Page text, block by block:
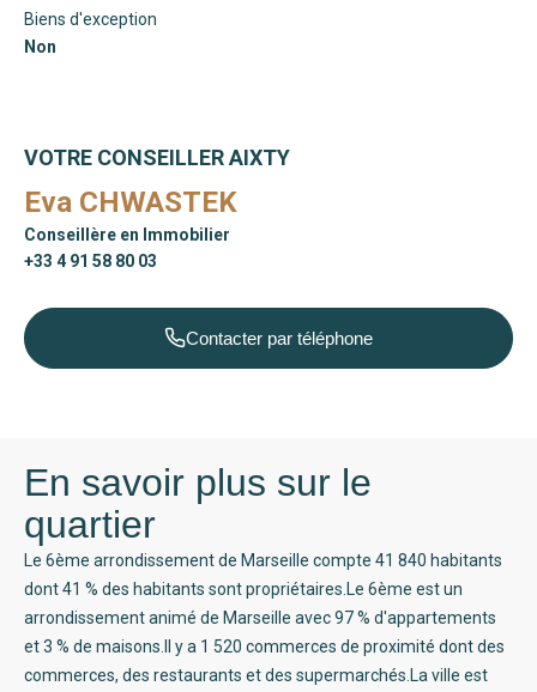
Biens d'exception
Non
VOTRE CONSEILLER AIXTY
Eva CHWASTEK
Conseillère en Immobilier
+33 4 91 58 80 03
Contacter par téléphone
En savoir plus sur le
quartier
Le 6ème arrondissement de Marseille compte 41 840 habitants
dont 41 % des habitants sont propriétaires.Le 6ème est un
arrondissement animé de Marseille avec 97 % d'appartements
et 3 % de maisons.Il y a 1 520 commerces de proximité dont des
commerces, des restaurants et des supermarchés.La ville est